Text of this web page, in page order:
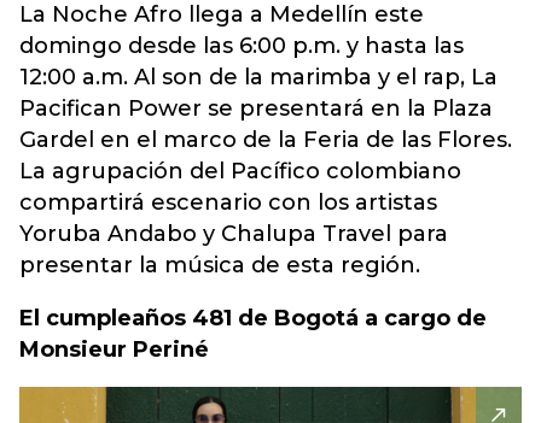
La Noche Afro llega a Medellín este
domingo desde las 6:00 p.m. y hasta las
12:00 a.m. Al son de la marimba y el rap, La
Pacifican Power se presentará en la Plaza
Gardel en el marco de la Feria de las Flores.
La agrupación del Pacífico colombiano
compartirá escenario con los artistas
Yoruba Andabo y Chalupa Travel para
presentar la música de esta región.
El cumpleaños 481 de Bogotá a cargo de
Monsieur Periné